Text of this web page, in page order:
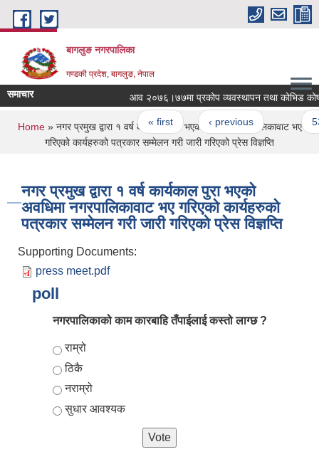
Skip to main content
बागलुङ नगरपालिका
गण्डकी प्रदेश, बागलुङ, नेपाल
समाचार आव २०७६।७७मा प्रकोप व्यवस्थापन तथा कोभिड कोषको
Pages
« first ‹ previous … 53
You are here
Home» नगर प्रमुख द्वारा १ वर्ष कार्यकाल पुरा भएको अवधिमा नगरपालिकावाट भए
गरिएको कार्यहरुको पत्रकार सम्मेलन गरी जारी गरिएको प्रेस विज्ञप्ति
नगर प्रमुख द्वारा १ वर्ष कार्यकाल पुरा भएको
अवधिमा नगरपालिकावाट भए गरिएको कार्यहरुको
पत्रकार सम्मेलन गरी जारी गरिएको प्रेस विज्ञप्ति
Supporting Documents:
press meet.pdf
poll
नगरपालिकाको काम कारबाहि तँपाईलाई कस्तो लाग्छ ?
Choices
राम्रो
ठिकै
नराम्रो
सुधार आवश्यक